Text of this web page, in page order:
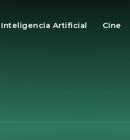
Inteligencia Artificial Cine